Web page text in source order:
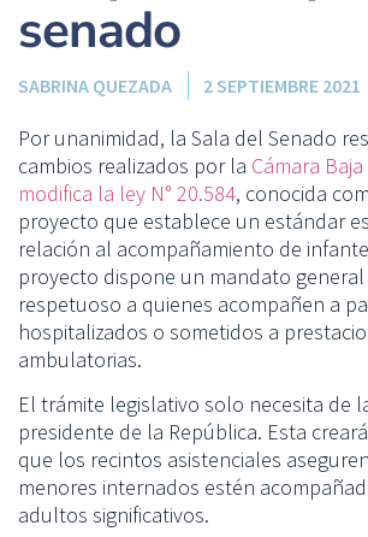
senado
SABRINA QUEZADA 2 SEPTIEMBRE 2021
Por unanimidad, la Sala del Senado
cambios realizados por la Cámara
modifica la ley N° 20.584, conocida
proyecto que establece un estándar
relación al acompañamiento de
proyecto dispone un mandato
respetuoso a quienes acompañen a
hospitalizados o sometidos a
ambulatorias.
El trámite legislativo solo necesita de
presidente de la República. Esta
que los recintos asistenciales
menores internados estén
adultos significativos.